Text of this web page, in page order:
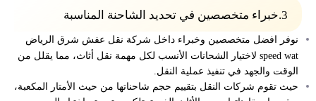
3.خبراء متخصصين في تحديد الشاحنة المناسبة
نوفر افضل متخصصين وخبراء داخل شركة نقل عفش شرق الرياض
speed wat لاختيار الشحانات الأنسب لكل مهمة نقل أثاث، مما يقلل من
الوقت والجهد في تنفيذ عملية النقل.
حيث تقوم شركات النقل بتقييم حجم شاحناتها من حيث الأمتار المكعبة،